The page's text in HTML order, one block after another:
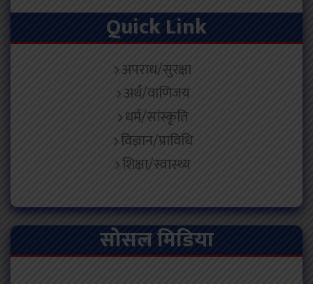
Quick Link
अपराध/सुरक्षा
अर्थ/वाणिजय
धर्म/सांस्कृति
विज्ञान/प्राविधि
शिक्षा/स्वास्थ्य
सोसल मिडिया